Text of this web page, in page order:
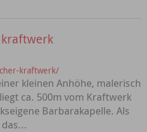
kraftwerk/
kleinen Anhöhe, malerisch
ca. 500m vom Kraftwerk
Barbarakapelle. Als